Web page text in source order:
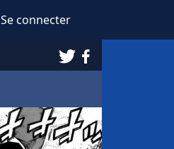
Se connecter
TwitterFacebook